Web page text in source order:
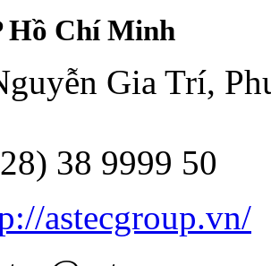
Hồ Chí Minh
Gia Trí,
38 9999 50
astecgroup.vn/